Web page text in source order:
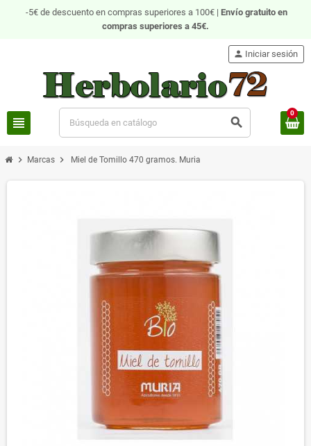
-5€ de descuento en compras superiores a 100€ | Envío gratuito en
compras superiores a 45€.
view_headline search
person Iniciar sesión
0
chevron_right Marcas chevron_right Miel de Tomillo 470 gramos. Muria